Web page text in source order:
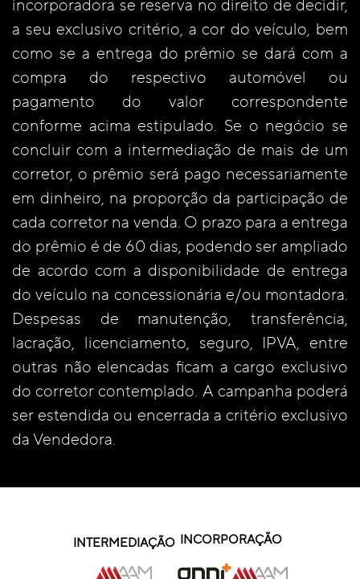
incorporadora se reserva no direito de decidir,
a seu exclusivo critério, a cor do veículo, bem
como se a entrega do prêmio se dará com a
compra do respectivo automóvel ou
pagamento do valor correspondente
conforme acima estipulado. Se o negócio se
concluir com a intermediação de mais de um
corretor, o prêmio será pago necessariamente
em dinheiro, na proporção da participação de
cada corretor na venda. O prazo para a entrega
do prêmio é de 60 dias, podendo ser ampliado
de acordo com a disponibilidade de entrega
do veículo na concessionária e/ou montadora.
Despesas de manutenção, transferência,
lacração, licenciamento, seguro, IPVA, entre
outras não elencadas ficam a cargo exclusivo
do corretor contemplado. A campanha poderá
ser estendida ou encerrada a critério exclusivo
da Vendedora.
INTERMEDIAÇÃO INCORPORAÇÃO